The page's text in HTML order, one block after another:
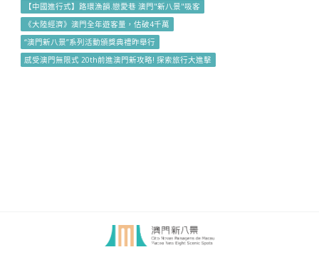
【中國進行式】路環漁韻.戀愛巷 澳門"新八景"吸客
《大陸經濟》澳門全年遊客量，估破4千萬
“澳門新八景”系列活動頒獎典禮昨舉行
感受澳門無限式 20th前進澳門新攻略! 探索旅行大進擊